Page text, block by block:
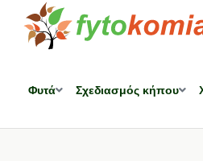
Φυτά Σχεδιασμός κήπου